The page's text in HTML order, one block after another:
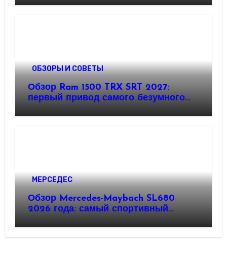
ОБЗОРЫ И СОВЕТЫ
Обзор Ram 1500 TRX SRT 2027:
первый привод самого безумного
МЕРСЕДЕС
Обзор Mercedes-Maybach SL680
2026 года: самый спортивный